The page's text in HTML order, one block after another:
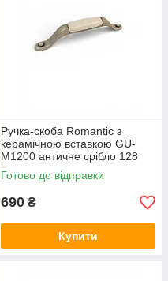
Ручка-скоба Romantic з
керамічною вставкою GU-
M1200 античне срібло 128
мм
Готово до відправки
690 ₴
Купити